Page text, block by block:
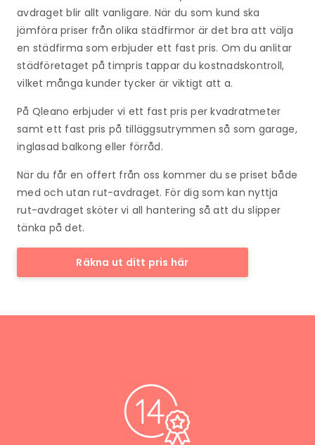
avdraget blir allt vanligare. När du som kund ska
jämföra priser från olika städfirmor är det bra att välja
en städfirma som erbjuder ett fast pris. Om du anlitar
städföretaget på timpris tappar du kostnadskontroll,
vilket många kunder tycker är viktigt att a.
På Qleano erbjuder vi ett fast pris per kvadratmeter
samt ett fast pris på tilläggsutrymmen så som garage,
inglasad balkong eller förråd.
När du får en offert från oss kommer du se priset både
med och utan rut-avdraget. För dig som kan nyttja
rut-avdraget sköter vi all hantering så att du slipper
tänka på det.
Räkna ut ditt pris här